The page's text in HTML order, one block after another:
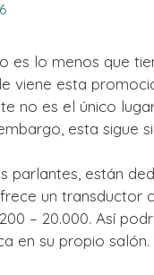
es lo menos que
viene esta
no es el único
esta sigue
parlantes, están
un transductor
– 20.000. Así
en su propio